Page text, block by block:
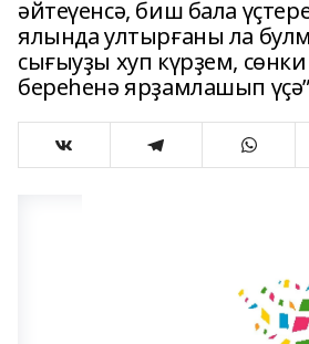
әйтеүенсә, биш бала
ялында ултырғаны ла
сығыуҙы хуп күрҙем,
береһенә ярҙамлашып